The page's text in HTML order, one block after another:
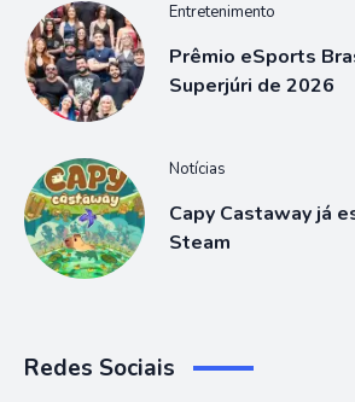
Entretenimento
Prêmio eSports
Superjúri de 2026
Notícias
Capy Castaway já
Steam
Redes Sociais